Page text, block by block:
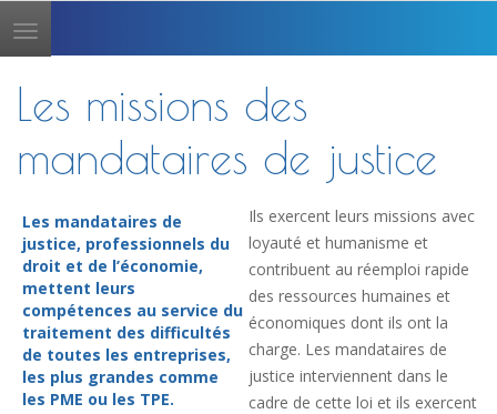
Toggle
navigation
Les missions des
mandataires de justice
Les mandataires de
justice, professionnels du
droit et de l’économie,
mettent leurs
compétences au service du
traitement des difficultés
de toutes les entreprises,
les plus grandes comme
les PME ou les TPE.
Ils exercent leurs missions avec
loyauté et humanisme et
contribuent au réemploi rapide
des ressources humaines et
économiques dont ils ont la
charge. Les mandataires de
justice interviennent dans le
cadre de cette loi et ils exercent